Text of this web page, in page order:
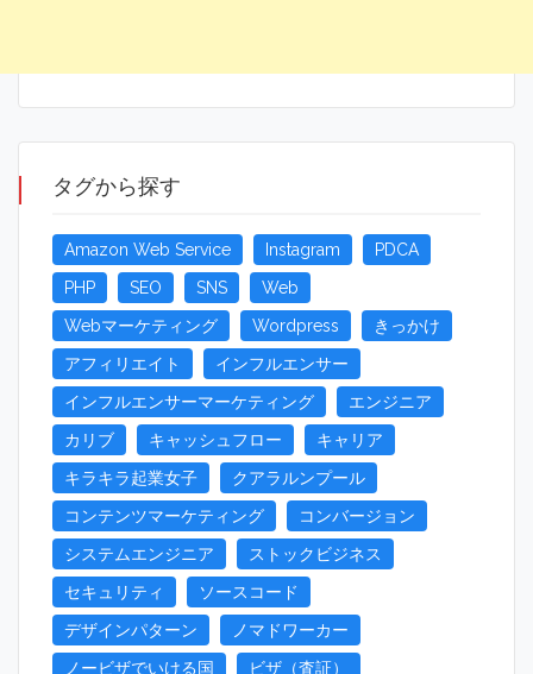
タグから探す
Amazon Web Service Instagram
PDCA
PHP
SEO SNS
Web
Webマーケティング
Wordpress
きっかけ
アフィリエイト
インフルエンサー
インフルエンサーマーケティング
エンジニア
カリブ
キャッシュフロー
キャリア
キラキラ起業女子
クアラルンプール
コンテンツマーケティング
コンバージョン
システムエンジニア
ストックビジネス
セキュリティ
ソースコード
デザインパターン
ノマドワーカー
ノービザでいける国
ビザ（査証）